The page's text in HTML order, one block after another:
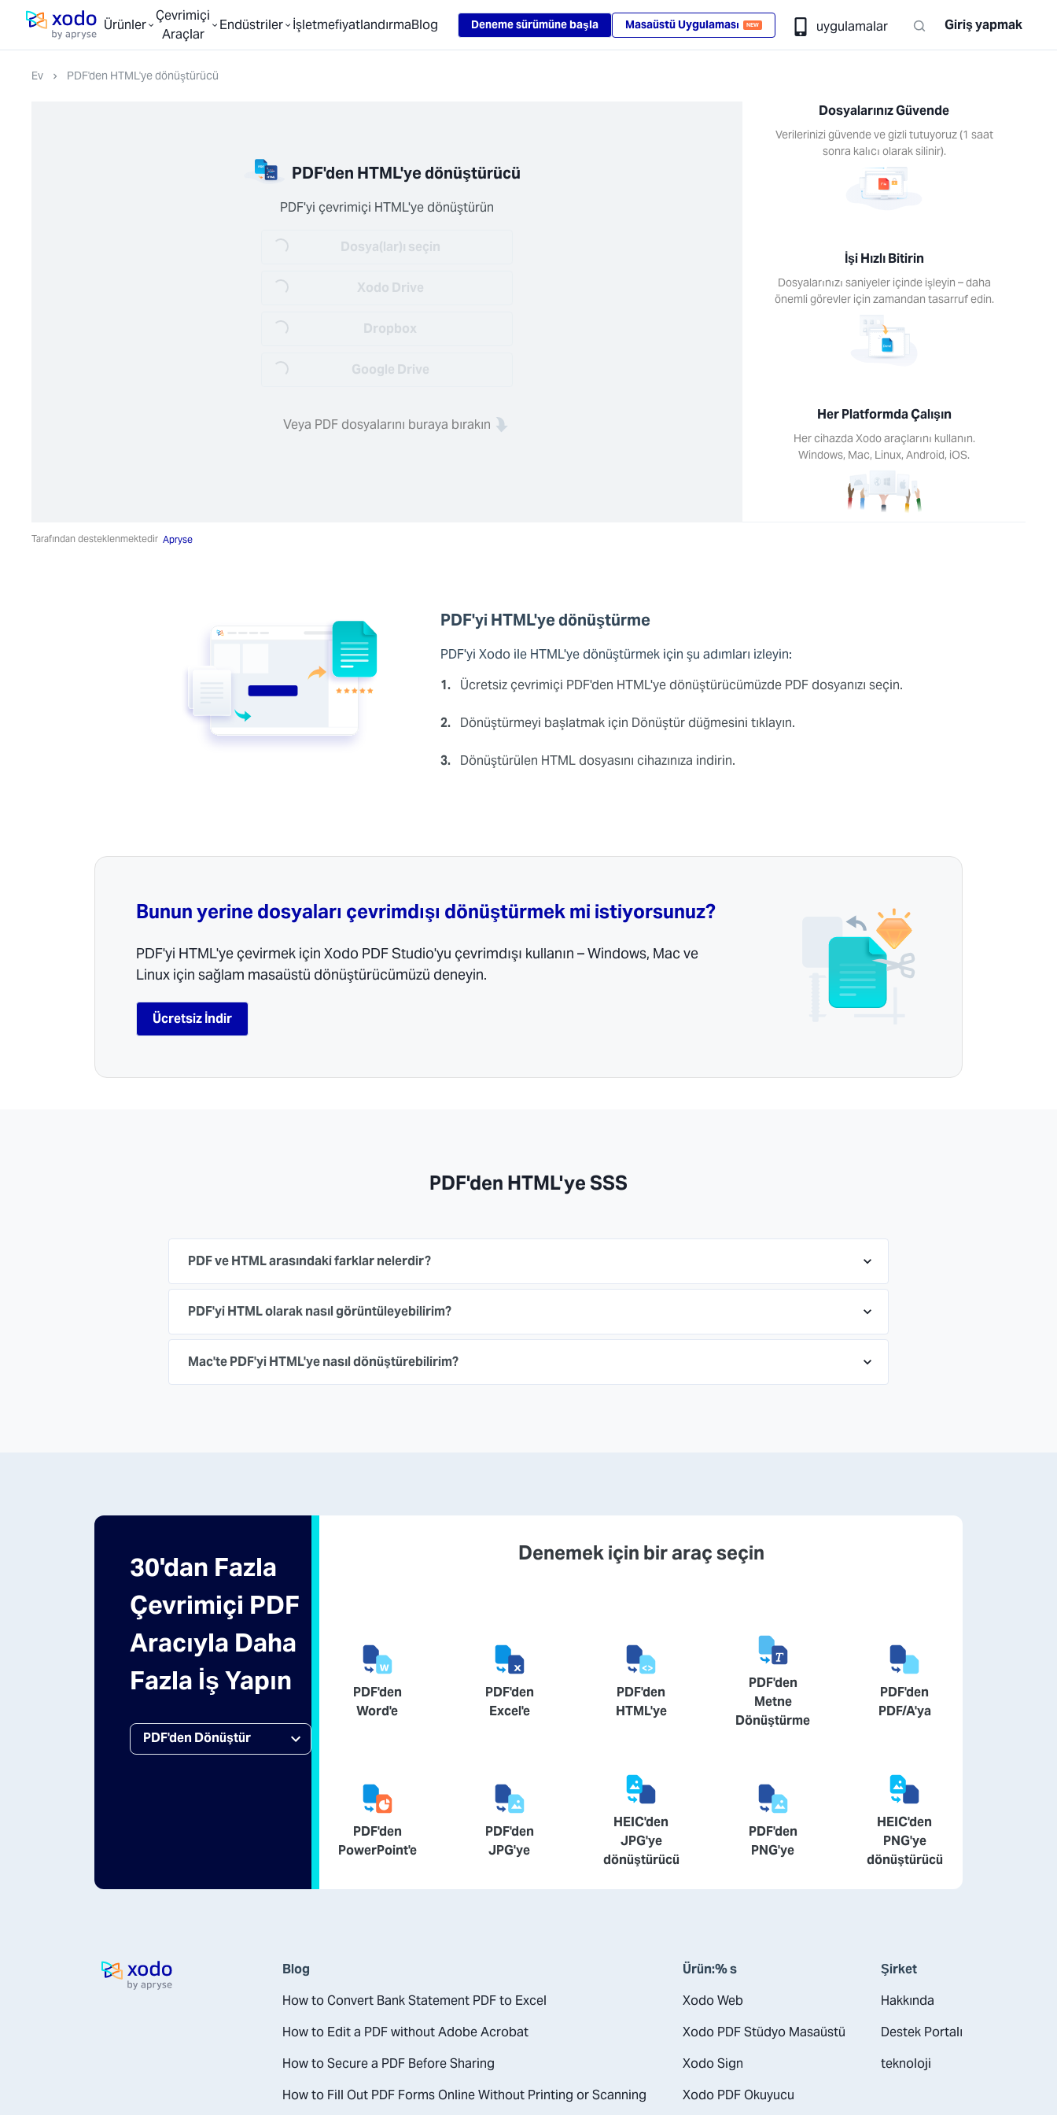
Loading...
Ana Sayfa Ürünler
Çevrimiçi
Araçlar
Endüstriler İşletmefiyatlandırmaBlog Deneme sürümüne başla Masaüstü Uygulaması NEW uygulamalar Giriş yapmak
Ev PDF'den HTML'ye dönüştürücü
PDF'den HTML'ye dönüştürücü
PDF'yi çevrimiçi HTML'ye dönüştürün
Loading... Dosya(lar)ı seçin
Loading... Xodo Drive
Loading... Dropbox
Loading... Google Drive
Veya PDF dosyalarını buraya bırakın
Dosyalarınız Güvende
Verilerinizi güvende ve gizli tutuyoruz (1 saat
sonra kalıcı olarak silinir).
İşi Hızlı Bitirin
Dosyalarınızı saniyeler içinde işleyin – daha
önemli görevler için zamandan tasarruf edin.
Her Platformda Çalışın
Her cihazda Xodo araçlarını kullanın.
Windows, Mac, Linux, Android, iOS.
Tarafından desteklenmektedir Apryse
PDF'yi HTML'ye dönüştürme
PDF'yi Xodo ile HTML'ye dönüştürmek için şu adımları izleyin:
1.
Ücretsiz çevrimiçi PDF'den HTML'ye dönüştürücümüzde PDF dosyanızı seçin.
2. Dönüştürmeyi başlatmak için Dönüştür düğmesini tıklayın.
3. Dönüştürülen HTML dosyasını cihazınıza indirin.
Bunun yerine dosyaları çevrimdışı dönüştürmek mi istiyorsunuz?
PDF'yi HTML'ye çevirmek için Xodo PDF Studio'yu çevrimdışı kullanın – Windows, Mac ve
Linux için sağlam masaüstü dönüştürücümüzü deneyin.
Ücretsiz İndir
PDF'den HTML'ye SSS
PDF ve HTML arasındaki farklar nelerdir?
PDF'yi HTML olarak nasıl görüntüleyebilirim?
Mac'te PDF'yi HTML'ye nasıl dönüştürebilirim?
30'dan Fazla
Çevrimiçi PDF
Aracıyla Daha
Fazla İş Yapın
Denemek için bir araç seçin
PDF'den
Word'e
PDF'den
Excel'e
PDF'den
HTML'ye
PDF'den
Metne
Dönüştürme
PDF'den
PDF/A'ya
PDF'den
PowerPoint'e
PDF'den
JPG'ye
HEIC'den
JPG'ye
dönüştürücü
PDF'den
PNG'ye
HEIC'den
PNG'ye
dönüştürücü
Ana Sayfa
Blog
How to Convert Bank Statement PDF to Excel
How to Edit a PDF without Adobe Acrobat
How to Secure a PDF Before Sharing
How to Fill Out PDF Forms Online Without Printing or Scanning
Ürün:% s
Xodo Web
Xodo PDF Stüdyo Masaüstü
Xodo Sign
Xodo PDF Okuyucu
Şirket
Hakkında
Destek Portalı
teknoloji